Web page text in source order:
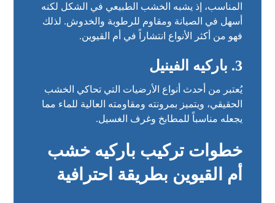
المناسب، إذ يشبه الخشب الطبيعي في الشكل لكنه
أسهل في الصيانة ومقاوم للرطوبة والخدوش. لذلك
فهو من أكثر الأنواع انتشاراً في أم القيوين.
3. باركيه الفينيل
يُعتبر من أحدث أنواع الأرضيات التي تحاكي الخشب
الحقيقي، ويتميز بمرونته ومقاومته العالية للماء مما
يجعله مناسباً للمطابخ وغرف الغسيل.
خطوات تركيب باركيه خشب
أم القيوين بطريقة احترافية